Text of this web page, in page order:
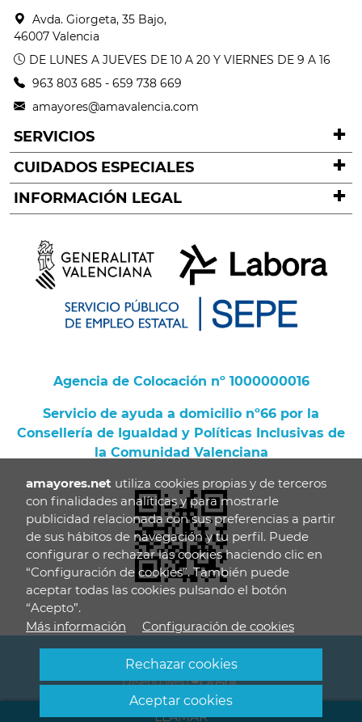
Avda. Giorgeta, 35 Bajo,
46007 Valencia
DE LUNES A JUEVES DE 10 A 20 Y VIERNES DE 9 A 16
963 803 685 - 659 738 669
amayores@amavalencia.com
SERVICIOS
CUIDADOS ESPECIALES
INFORMACIÓN LEGAL
Agencia de Colocación nº 1000000016
Servicio de ayuda a domicilio nº66 por la
Consellería de Igualdad y Políticas Inclusivas de
la Comunidad Valenciana
Diseño web
LLAMAR
amayores.net utiliza cookies propias y de terceros
con finalidades analíticas y para mostrarle
publicidad relacionada con sus preferencias a partir
de sus hábitos de navegación y tu perfil. Puede
configurar o rechazar las cookies haciendo clic en
“Configuración de cookies”. También puede
aceptar todas las cookies pulsando el botón
“Acepto”.
Más información